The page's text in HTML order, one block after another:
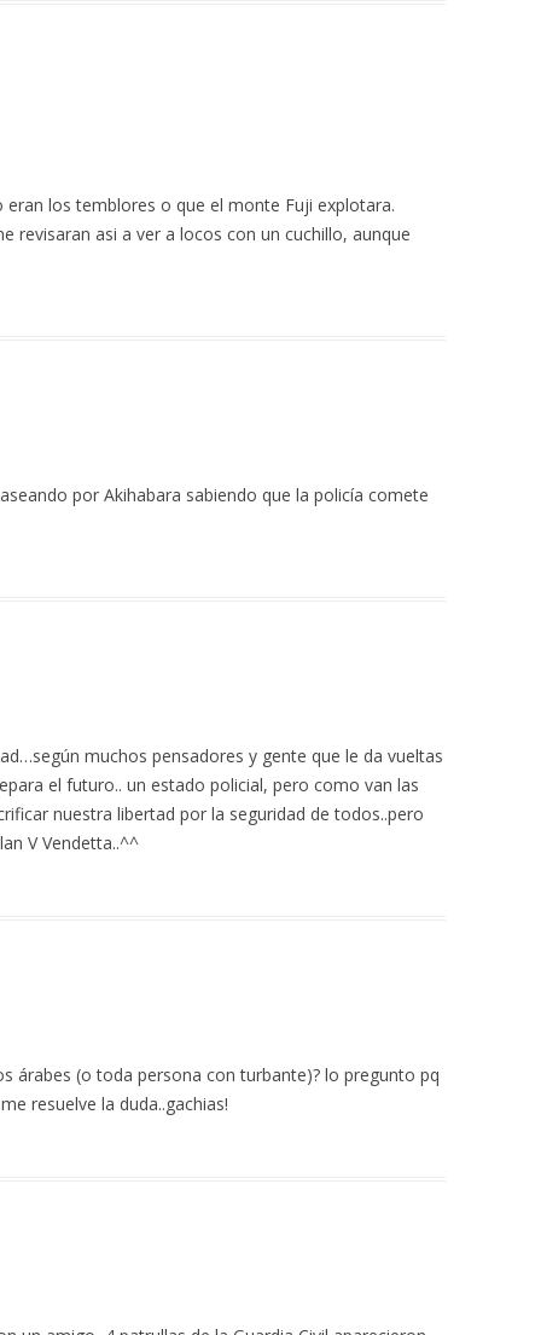
los temblores o que el monte Fuji explotara.
revisaran asi a ver a locos con un cuchillo, aunque
por Akihabara sabiendo que la policía comete
muchos pensadores y gente que le da vueltas
el futuro.. un estado policial, pero como van las
nuestra libertad por la seguridad de todos..pero
V Vendetta..^^
árabes (o toda persona con turbante)? lo pregunto pq
resuelve la duda..gachias!